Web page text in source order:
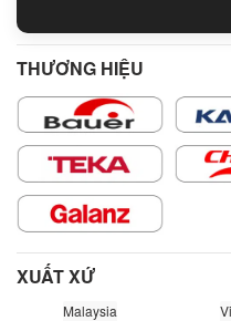
THƯƠNG HIỆU
XUẤT XỨ
Malaysia